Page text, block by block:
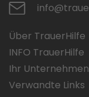
Über TrauerHilfe
INFO TrauerHilfe
Ihr
Verwandte Links